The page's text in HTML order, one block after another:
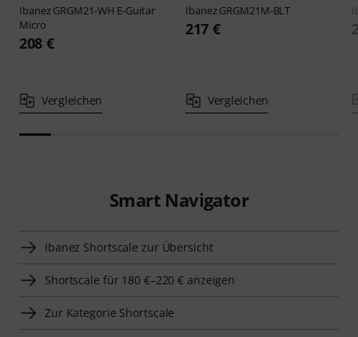
IbanezGRGM21-WH E-Guitar
Micro
208 €
Vergleichen
IbanezGRGM21M-BLT
217 €
Vergleichen
Smart Navigator
Ibanez Shortscale zur Übersicht
Shortscale für 180 €–220 € anzeigen
Zur Kategorie Shortscale